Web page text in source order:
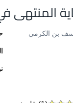
المنتهى
بن الكرمي